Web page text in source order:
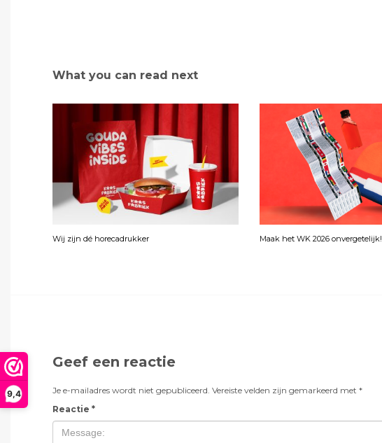
9,4
What you can read next
Wij zijn dé horecadrukker Maak het WK 2026 onvergetelijk!
Geef een reactie
Je e-mailadres wordt niet gepubliceerd. Vereiste velden zijn gemarkeerd met *
Reactie *